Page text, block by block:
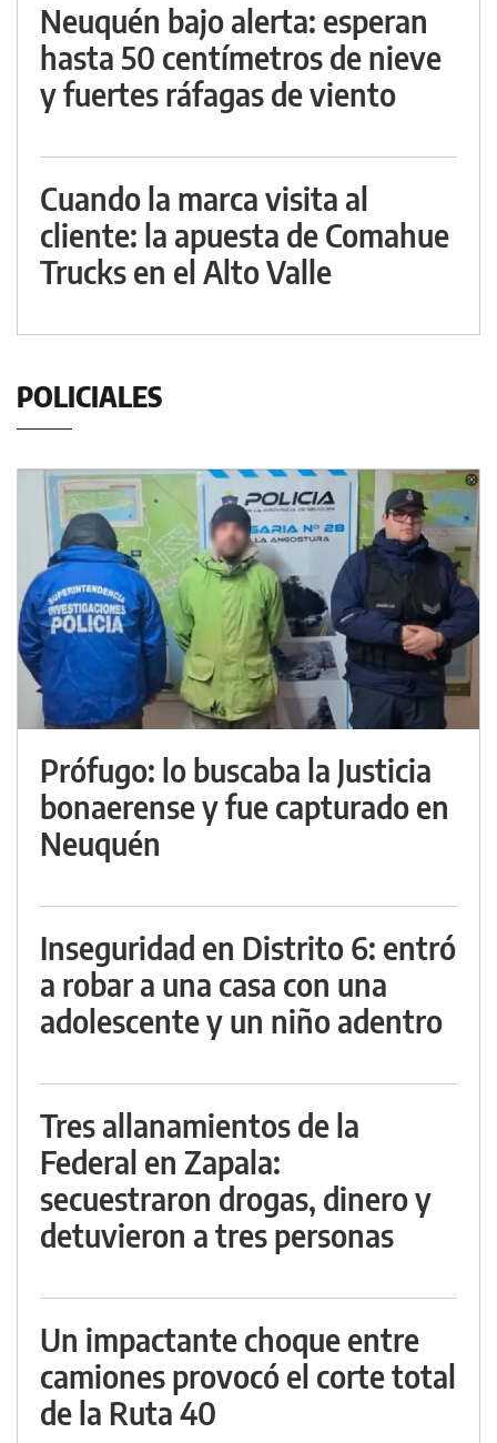
Neuquén bajo alerta: esperan
hasta 50 centímetros de nieve
y fuertes ráfagas de viento
Cuando la marca visita al
cliente: la apuesta de Comahue
Trucks en el Alto Valle
POLICIALES
Prófugo: lo buscaba la Justicia
bonaerense y fue capturado en
Neuquén
Inseguridad en Distrito 6: entró
a robar a una casa con una
adolescente y un niño adentro
Tres allanamientos de la
Federal en Zapala:
secuestraron drogas, dinero y
detuvieron a tres personas
Un impactante choque entre
camiones provocó el corte total
de la Ruta 40